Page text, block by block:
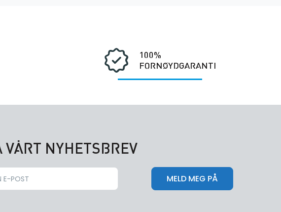
100%
FORNØYDGARANTI
VÅRT NYHETSBREV